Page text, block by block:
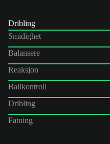
Dribling
Smidighet
Balansere
Reaksjon
Ballkontroll
Dribling
Fatning